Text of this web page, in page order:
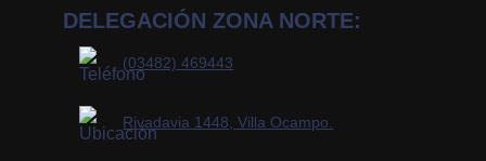
DELEGACIÓN ZONA NORTE:
(03482) 469443
Rivadavia 1448, Villa Ocampo.